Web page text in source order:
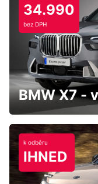
34.990
bez DPH
k odběru
IHNED